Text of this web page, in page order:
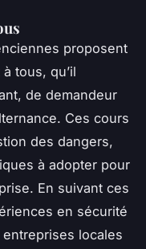
proposent
tous, qu’il
de demandeur
Ces cours
des dangers,
à adopter pour
En suivant ces
en sécurité
locales